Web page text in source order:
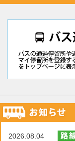
2026.08.04